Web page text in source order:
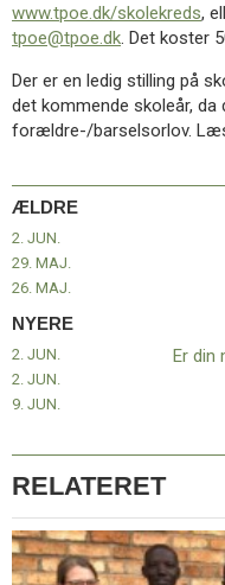
www.tpoe.dk/skolekreds,
tpoe@tpoe.dk. Det koster
Der er en ledig stilling på
det kommende skoleår,
forældre-/barselsorlov.
ÆLDRE
2. JUN.
29. MAJ.
26. MAJ.
NYERE
Er din
2. JUN.
2. JUN.
9. JUN.
RELATERET